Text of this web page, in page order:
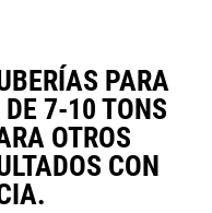
PARA
7-10 TONS
OTROS
CON